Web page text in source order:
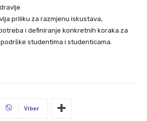
priliku za razmjenu iskustava,
i definiranje konkretnih koraka za
studentima i studenticama.
Viber